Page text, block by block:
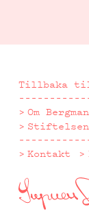
Tillbaka
Om Bergman
Stiftelsen
Kontakt